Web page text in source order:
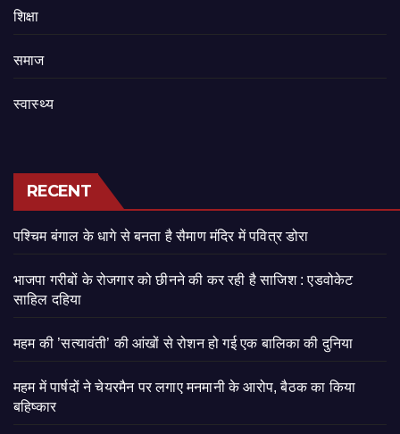
शिक्षा
समाज
स्वास्थ्य
RECENT
पश्चिम बंगाल के धागे से बनता है सैमाण मंदिर में पवित्र डोरा
भाजपा गरीबों के रोजगार को छीनने की कर रही है साजिश : एडवोकेट
साहिल दहिया
महम की ’सत्यावंती’ की आंखों से रोशन हो गई एक बालिका की दुनिया
महम में पार्षदों ने चेयरमैन पर लगाए मनमानी के आरोप, बैठक का किया
बहिष्कार